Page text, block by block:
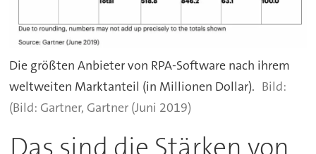
Die größten Anbieter von RPA-Software nach ihrem
weltweiten Marktanteil (in Millionen Dollar).
(Bild: Gartner, Gartner (Juni 2019)